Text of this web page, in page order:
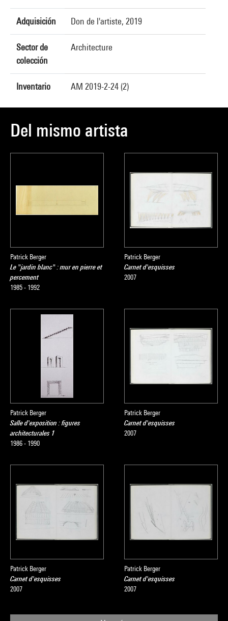
Adquisición Don de l'artiste, 2019
Sector de
colección
Architecture
Inventario AM 2019-2-24 (2)
Del mismo artista
Patrick Berger
Le "jardin blanc" : mur en pierre et
percement
1985 - 1992
Patrick Berger
Carnet d'esquisses
2007
Patrick Berger
Salle d'exposition : figures
architecturales 1
1986 - 1990
Patrick Berger
Carnet d'esquisses
2007
Patrick Berger
Carnet d'esquisses
2007
Patrick Berger
Carnet d'esquisses
2007